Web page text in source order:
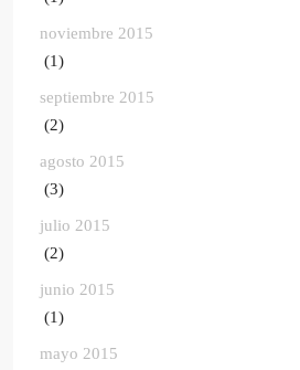
noviembre 2015
(1)
septiembre 2015
(2)
agosto 2015
(3)
julio 2015
(2)
junio 2015
(1)
mayo 2015